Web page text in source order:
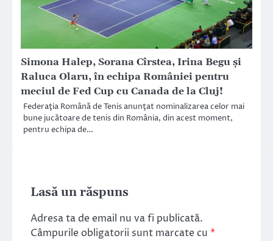
Simona Halep, Sorana Cîrstea, Irina Begu şi
Raluca Olaru, în echipa României pentru
meciul de Fed Cup cu Canada de la Cluj!
Federaţia Română de Tenis anunţat nominalizarea celor mai
bune jucătoare de tenis din România, din acest moment,
pentru echipa de…
Lasă un răspuns
Adresa ta de email nu va fi publicată.
Câmpurile obligatorii sunt marcate cu *